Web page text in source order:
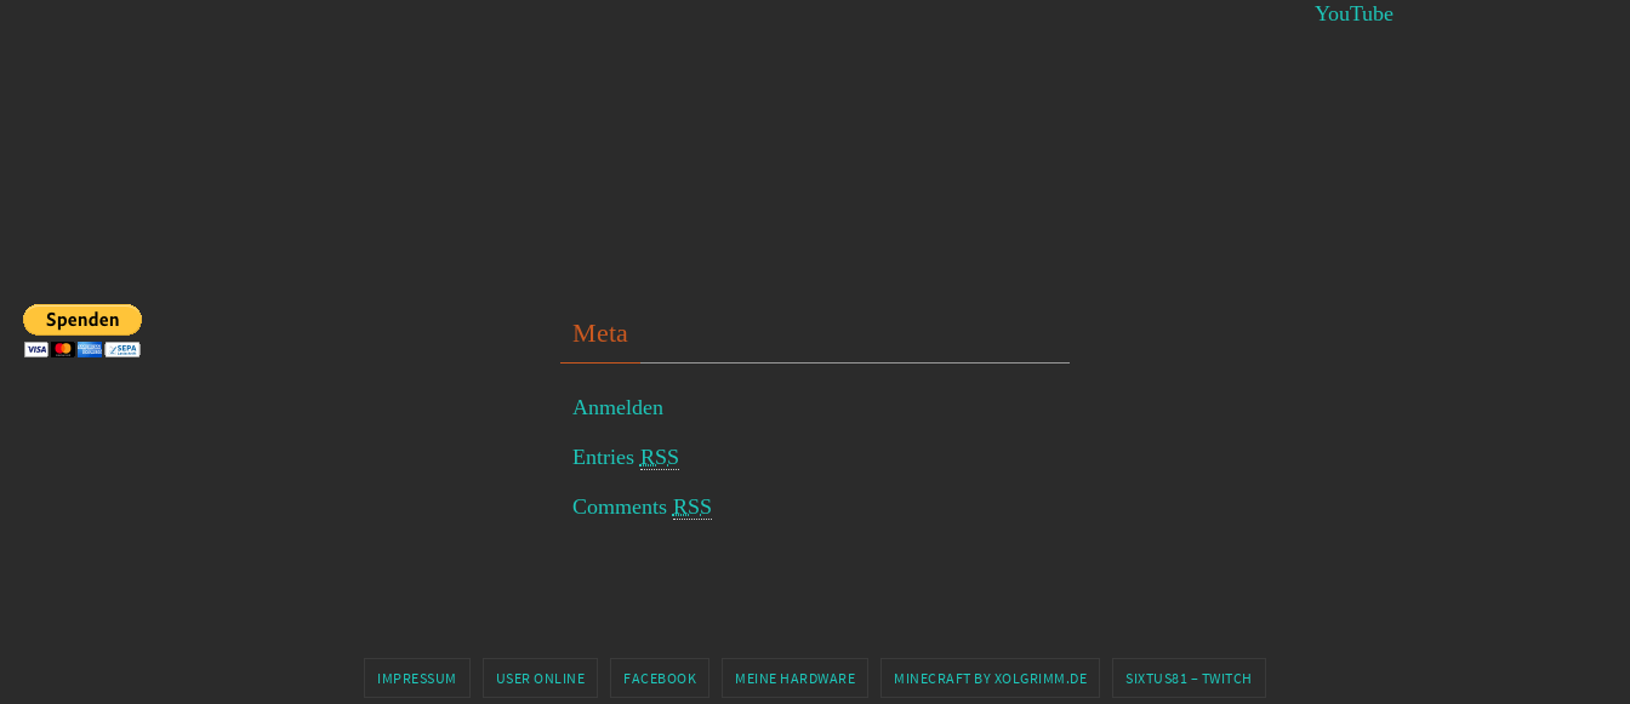
YouTube
Meta
Anmelden
Entries RSS
Comments RSS
IMPRESSUM USER ONLINE FACEBOOK MEINE HARDWARE MINECRAFT BY XOLGRIMM.DE SIXTUS81 – TWITCH